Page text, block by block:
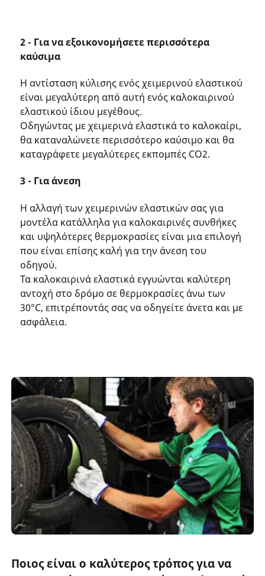
2 - Για να εξοικονομήσετε περισσότερα
καύσιμα
Η αντίσταση κύλισης ενός χειμερινού ελαστικού
είναι μεγαλύτερη από αυτή ενός καλοκαιρινού
ελαστικού ίδιου μεγέθους.
Οδηγώντας με χειμερινά ελαστικά το καλοκαίρι,
θα καταναλώνετε περισσότερο καύσιμο και θα
καταγράφετε μεγαλύτερες εκπομπές CO2.
3 - Για άνεση
Η αλλαγή των χειμερινών ελαστικών σας για
μοντέλα κατάλληλα για καλοκαιρινές συνθήκες
και υψηλότερες θερμοκρασίες είναι μια επιλογή
που είναι επίσης καλή για την άνεση του
οδηγού.
Τα καλοκαιρινά ελαστικά εγγυώνται καλύτερη
αντοχή στο δρόμο σε θερμοκρασίες άνω των
30°C, επιτρέποντάς σας να οδηγείτε άνετα και με
ασφάλεια.
Ποιος είναι ο καλύτερος τρόπος για να